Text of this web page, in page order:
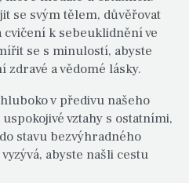
se svým tělem, důvěřovat
k sebeuklidnění ve
se s minulostí, abyste
a vědomé lásky.
v předivu našeho
vztahy s ostatními,
stavu bezvýhradného
abyste našli cestu